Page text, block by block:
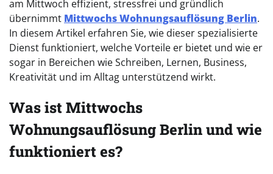
am Mittwoch effizient, stressfrei und gründlich
übernimmt Mittwochs Wohnungsauflösung Berlin.
In diesem Artikel erfahren Sie, wie dieser spezialisierte
Dienst funktioniert, welche Vorteile er bietet und wie er
sogar in Bereichen wie Schreiben, Lernen, Business,
Kreativität und im Alltag unterstützend wirkt.
Was ist Mittwochs
Wohnungsauflösung Berlin und wie
funktioniert es?